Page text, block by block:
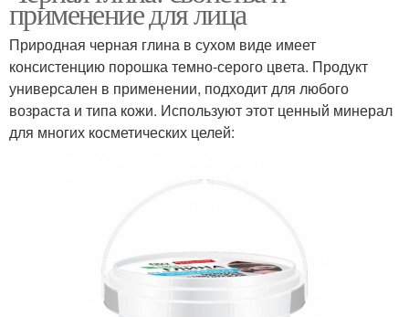
применение для лица
Природная черная глина в сухом виде имеет
консистенцию порошка темно-серого цвета. Продукт
универсален в применении, подходит для любого
возраста и типа кожи. Используют этот ценный минерал
для многих косметических целей: